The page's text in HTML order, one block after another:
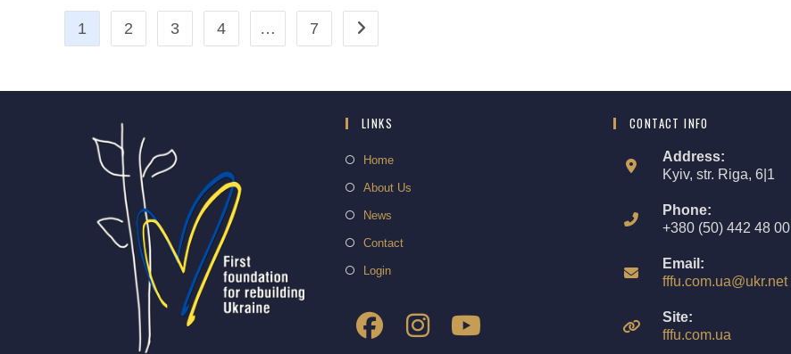
1 2 3 4 … 7
LINKS
Home
About Us
News
Contact
Login
CONTACT INFO
Address:
Kyiv, str. Riga, 6|1
Phone:
+380 (50) 442 48 00
Email:
fffu.com.ua@ukr.net
Site:
fffu.com.ua